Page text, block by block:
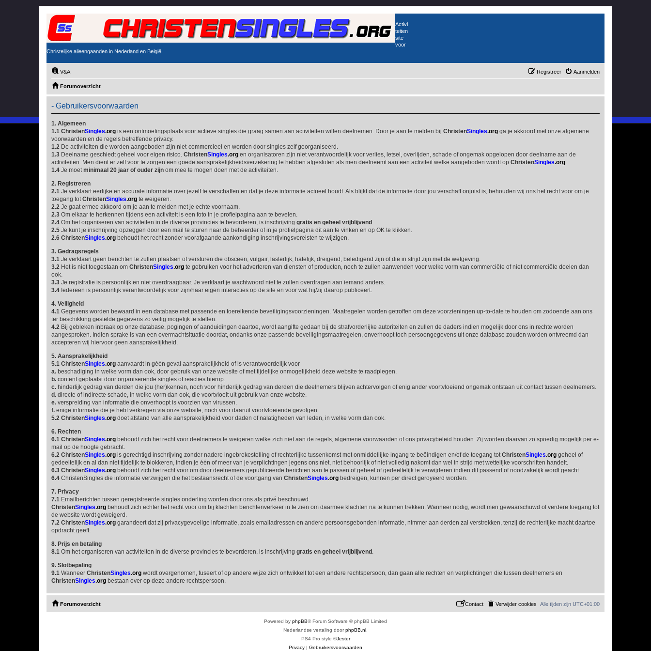
Activi
teiten
site
voor
Christelijke alleengaanden in Nederland en België.
V&A Aanmelden
Registreer
Forumoverzicht
- Gebruikersvoorwaarden
1. Algemeen
1.1 ChristenSingles.org is een ontmoetingsplaats voor actieve singles die graag samen aan activiteiten willen deelnemen. Door je aan te melden bij ChristenSingles.org ga je akkoord met onze algemene
voorwaarden en de regels betreffende privacy.
1.2 De activiteiten die worden aangeboden zijn niet-commercieel en worden door singles zelf georganiseerd.
1.3 Deelname geschiedt geheel voor eigen risico. ChristenSingles.org en organisatoren zijn niet verantwoordelijk voor verlies, letsel, overlijden, schade of ongemak opgelopen door deelname aan de
activiteiten. Men dient er zelf voor te zorgen een goede aansprakelijkheidsverzekering te hebben afgesloten als men deelneemt aan een activiteit welke aangeboden wordt op ChristenSingles.org
1.4 Je moet minimaal 20 jaar of ouder zijn om mee te mogen doen met de activiteiten.
2. Registreren
2.1 Je verklaart eerlijke en accurate informatie over jezelf te verschaffen en dat je deze informatie actueel houdt. Als blijkt dat de informatie door jou verschaft onjuist is, behouden wij ons het recht voor om je
toegang tot ChristenSingles.org te weigeren.
2.2 Je gaat ermee akkoord om je aan te melden met je echte voornaam.
2.3 Om elkaar te herkennen tijdens een activiteit is een foto in je profielpagina aan te bevelen.
2.4 Om het organiseren van activiteiten in de diverse provincies te bevorderen, is inschrijving gratis en geheel vrijblijvend
2.5 Je kunt je inschrijving opzeggen door een mail te sturen naar de beheerder of in je profielpagina dit aan te vinken en op OK te klikken.
2.6 ChristenSingles.org behoudt het recht zonder voorafgaande aankondiging inschrijvingsvereisten te wijzigen.
3. Gedragsregels
3.1 Je verklaart geen berichten te zullen plaatsen of versturen die obsceen, vulgair, lasterlijk, hatelijk, dreigend, beledigend zijn of die in strijd zijn met de wetgeving.
3.2 Het is niet toegestaan om ChristenSingles.org te gebruiken voor het adverteren van diensten of producten, noch te zullen aanwenden voor welke vorm van commerciële of niet commerciële doelen dan
ook.
3.3 Je registratie is persoonlijk en niet overdraagbaar. Je verklaart je wachtwoord niet te zullen overdragen aan iemand anders.
3.4 Iedereen is persoonlijk verantwoordelijk voor zijn/haar eigen interacties op de site en voor wat hij/zij daarop publiceert.
4. Veiligheid
4.1 Gegevens worden bewaard in een database met passende en toereikende beveiligingsvoorzieningen. Maatregelen worden getroffen om deze voorzieningen up-to-date te houden om zodoende aan ons
ter beschikking gestelde gegevens zo veilig mogelijk te stellen.
4.2 Bij gebleken inbraak op onze database, pogingen of aanduidingen daartoe, wordt aangifte gedaan bij de strafvorderlijke autoriteiten en zullen de daders indien mogelijk door ons in rechte worden
aangesproken. Indien sprake is van een overmachtsituatie doordat, ondanks onze passende beveiligingsmaatregelen, onverhoopt toch persoongegevens uit onze database zouden worden ontvreemd dan
accepteren wij hiervoor geen aansprakelijkheid.
5. Aansprakelijkheid
5.1 ChristenSingles.org aanvaardt in géén geval aansprakelijkheid of is verantwoordelijk voor
a. beschadiging in welke vorm dan ook, door gebruik van onze website of met tijdelijke onmogelijkheid deze website te raadplegen.
b. content geplaatst door organiserende singles of reacties hierop.
c. hinderlijk gedrag van derden die jou (her)kennen, noch voor hinderlijk gedrag van derden die deelnemers blijven achtervolgen of enig ander voortvloeiend ongemak ontstaan uit contact tussen deelnemers.
d. directe of indirecte schade, in welke vorm dan ook, die voortvloeit uit gebruik van onze website.
e. verspreiding van informatie die onverhoopt is voorzien van virussen.
f. enige informatie die je hebt verkregen via onze website, noch voor daaruit voortvloeiende gevolgen.
5.2 ChristenSingles.org doet afstand van alle aansprakelijkheid voor daden of nalatigheden van leden, in welke vorm dan ook.
6. Rechten
6.1 ChristenSingles.org behoudt zich het recht voor deelnemers te weigeren welke zich niet aan de regels, algemene voorwaarden of ons privacybeleid houden. Zij worden daarvan zo spoedig mogelijk per e-
mail op de hoogte gebracht.
6.2 ChristenSingles.org is gerechtigd inschrijving zonder nadere ingebrekestelling of rechterlijke tussenkomst met onmiddellijke ingang te beëindigen en/of de toegang tot ChristenSingles.org geheel of
gedeeltelijk en al dan niet tijdelijk te blokkeren, indien je één of meer van je verplichtingen jegens ons niet, niet behoorlijk of niet volledig nakomt dan wel in strijd met wettelijke voorschriften handelt.
6.3 ChristenSingles.org behoudt zich het recht voor om door deelnemers gepubliceerde berichten aan te passen of geheel of gedeeltelijk te verwijderen indien dit passend of noodzakelijk wordt geacht.
6.4 ChristenSingles die informatie verzwijgen die het bestaansrecht of de voortgang van ChristenSingles.org bedreigen, kunnen per direct geroyeerd worden.
7. Privacy
7.1 Emailberichten tussen geregistreerde singles onderling worden door ons als privé beschouwd.
ChristenSingles.org behoudt zich echter het recht voor om bij klachten berichtenverkeer in te zien om daarmee klachten na te kunnen trekken. Wanneer nodig, wordt men gewaarschuwd of verdere toegang tot
de website wordt geweigerd.
7.2 ChristenSingles.org garandeert dat zij privacygevoelige informatie, zoals emailadressen en andere persoonsgebonden informatie, nimmer aan derden zal verstrekken, tenzij de rechterlijke macht daartoe
opdracht geeft.
8. Prijs en betaling
8.1 Om het organiseren van activiteiten in de diverse provincies te bevorderen, is inschrijving gratis en geheel vrijblijvend
9. Slotbepaling
9.1 Wanneer ChristenSingles.org wordt overgenomen, fuseert of op andere wijze zich ontwikkelt tot een andere rechtspersoon, dan gaan alle rechten en verplichtingen die tussen deelnemers en
ChristenSingles.org bestaan over op deze andere rechtspersoon.
Forumoverzicht Alle tijden zijn UTC+01:00
Verwijder cookies
Contact
Powered by phpBB® Forum Software © phpBB Limited
Nederlandse vertaling doorphpBB.nl
PS4 Pro style ©Jester
Privacy | Gebruikersvoorwaarden